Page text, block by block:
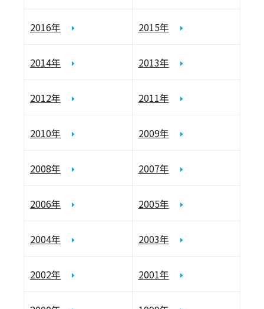
2016年 2015年
2014年 2013年
2012年 2011年
2010年 2009年
2008年 2007年
2006年 2005年
2004年 2003年
2002年 2001年